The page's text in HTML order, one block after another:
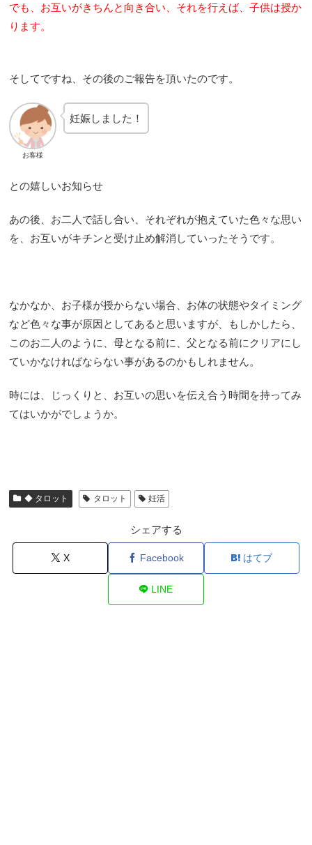
でも、お互いがきちんと向き合い、それを行えば、子供は授か
ります。
そしてですね、その後のご報告を頂いたのです。
お客様
妊娠しました！
との嬉しいお知らせ
あの後、お二人で話し合い、それぞれが抱えていた色々な思い
を、お互いがキチンと受け止め解消していったそうです。
なかなか、お子様が授からない場合、お体の状態やタイミング
など色々な事が原因としてあると思いますが、もしかしたら、
このお二人のように、母となる前に、父となる前にクリアにし
ていかなければならない事があるのかもしれません。
時には、じっくりと、お互いの思いを伝え合う時間を持ってみ
てはいかがでしょうか。
◆ タロット タロット 妊活
シェアする
X Facebook はてブ
LINE